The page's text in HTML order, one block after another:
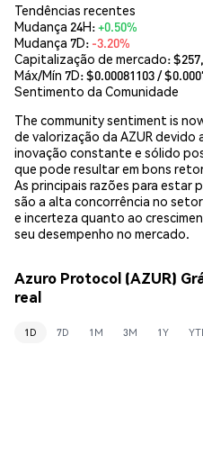
Tendências recentes
Mudança 24H:+0.50%
Mudança 7D: -3.20%
Capitalização de mercado:
Máx/Mín 7D: $0.00081103/ $
Sentimento da Comunidade
The community sentiment is
de valorização da AZUR
inovação constante e sólido
que pode resultar em bons
As principais razões para estar
são a alta concorrência no
e incerteza quanto ao
seu desempenho no mercado.
Azuro Protocol (AZUR)
real
1D 7D 1M 3M 1Y